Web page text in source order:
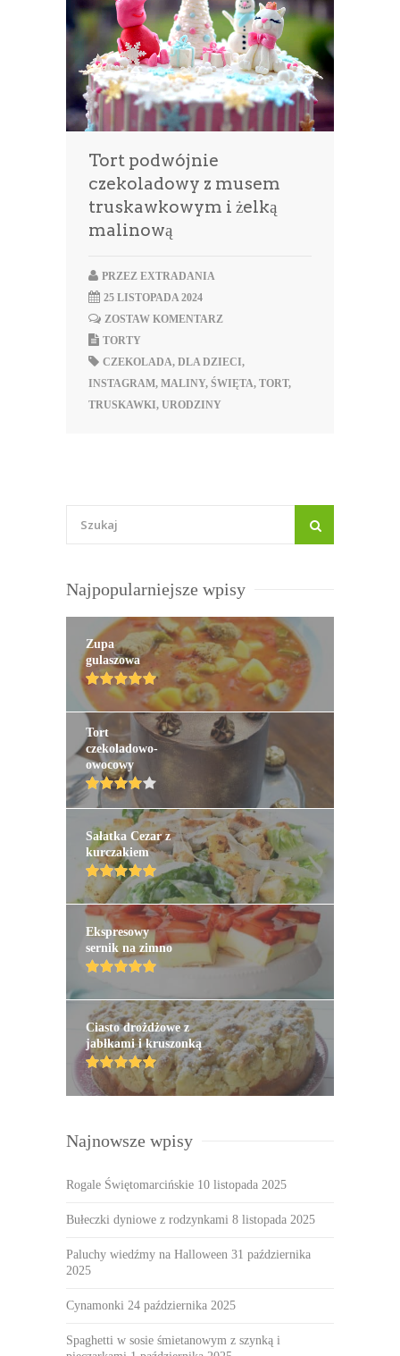
Tort podwójnie
czekoladowy z musem
truskawkowym i żelką
malinową
PRZEZ EXTRADANIA
25 LISTOPADA 2024
ZOSTAW KOMENTARZ
TORTY
CZEKOLADA, DLA DZIECI,
INSTAGRAM, MALINY, ŚWIĘTA, TORT,
TRUSKAWKI, URODZINY
Najpopularniejsze wpisy
Zupa
gulaszowa
Tort
czekoladowo-
owocowy
Sałatka Cezar z
kurczakiem
Ekspresowy
sernik na zimno
Ciasto drożdżowe z
jabłkami i kruszonką
Najnowsze wpisy
Rogale Świętomarcińskie 10 listopada 2025
Bułeczki dyniowe z rodzynkami 8 listopada 2025
Paluchy wiedźmy na Halloween 31 października
2025
Cynamonki 24 października 2025
Spaghetti w sosie śmietanowym z szynką i